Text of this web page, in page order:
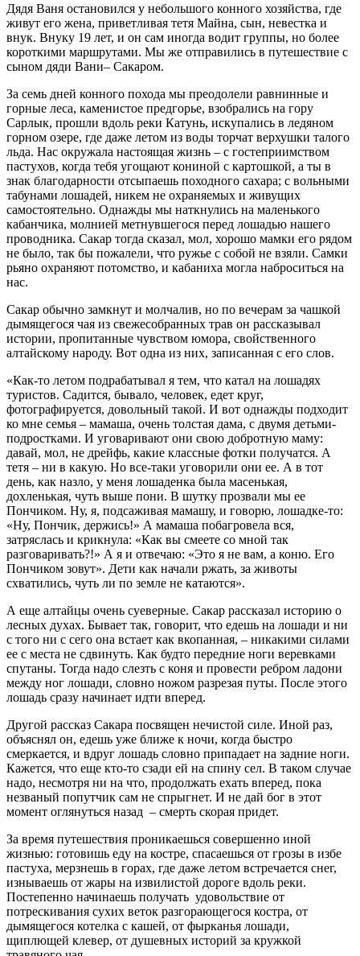
Дядя Ваня остановился у небольшого конного хозяйства, где
живут его жена, приветливая тетя Майна, сын, невестка и
внук. Внуку 19 лет, и он сам иногда водит группы, но более
короткими маршрутами. Мы же отправились в путешествие с
сыном дяди Вани– Сакаром.
За семь дней конного похода мы преодолели равнинные и
горные леса, каменистое предгорье, взобрались на гору
Сарлык, прошли вдоль реки Катунь, искупались в ледяном
горном озере, где даже летом из воды торчат верхушки талого
льда. Нас окружала настоящая жизнь – с гостеприимством
пастухов, когда тебя угощают кониной с картошкой, а ты в
знак благодарности отсыпаешь походного сахара; с вольными
табунами лошадей, никем не охраняемых и живущих
самостоятельно. Однажды мы наткнулись на маленького
кабанчика, молнией метнувшегося перед лошадью нашего
проводника. Сакар тогда сказал, мол, хорошо мамки его рядом
не было, так бы пожалели, что ружье с собой не взяли. Самки
рьяно охраняют потомство, и кабаниха могла наброситься на
нас.
Сакар обычно замкнут и молчалив, но по вечерам за чашкой
дымящегося чая из свежесобранных трав он рассказывал
истории, пропитанные чувством юмора, свойственного
алтайскому народу. Вот одна из них, записанная с его слов.
«Как-то летом подрабатывал я тем, что катал на лошадях
туристов. Садится, бывало, человек, едет круг,
фотографируется, довольный такой. И вот однажды подходит
ко мне семья – мамаша, очень толстая дама, с двумя детьми-
подростками. И уговаривают они свою добротную маму:
давай, мол, не дрейфь, какие классные фотки получатся. А
тетя – ни в какую. Но все-таки уговорили они ее. А в тот
день, как назло, у меня лошаденка была масенькая,
дохленькая, чуть выше пони. В шутку прозвали мы ее
Пончиком. Ну, я, подсаживая мамашу, и говорю, лошадке-то:
«Ну, Пончик, держись!» А мамаша побагровела вся,
затряслась и крикнула: «Как вы смеете со мной так
разговаривать?!» А я и отвечаю: «Это я не вам, а коню. Его
Пончиком зовут». Дети как начали ржать, за животы
схватились, чуть ли по земле не катаются».
А еще алтайцы очень суеверные. Сакар рассказал историю о
лесных духах. Бывает так, говорит, что едешь на лошади и ни
с того ни с сего она встает как вкопанная, – никакими силами
ее с места не сдвинуть. Как будто передние ноги веревками
спутаны. Тогда надо слезть с коня и провести ребром ладони
между ног лошади, словно ножом разрезая путы. После этого
лошадь сразу начинает идти вперед.
Другой рассказ Сакара посвящен нечистой силе. Иной раз,
объяснял он, едешь уже ближе к ночи, когда быстро
смеркается, и вдруг лошадь словно припадает на задние ноги.
Кажется, что еще кто-то сзади ей на спину сел. В таком случае
надо, несмотря ни на что, продолжать ехать вперед, пока
незваный попутчик сам не спрыгнет. И не дай бог в этот
момент оглянуться назад – смерть скорая придет.
За время путешествия проникаешься совершенно иной
жизнью: готовишь еду на костре, спасаешься от грозы в избе
пастуха, мерзнешь в горах, где даже летом встречается снег,
изнываешь от жары на извилистой дороге вдоль реки.
Постепенно начинаешь получать удовольствие от
потрескивания сухих веток разгорающегося костра, от
дымящегося котелка с кашей, от фырканья лошади,
щиплющей клевер, от душевных историй за кружкой